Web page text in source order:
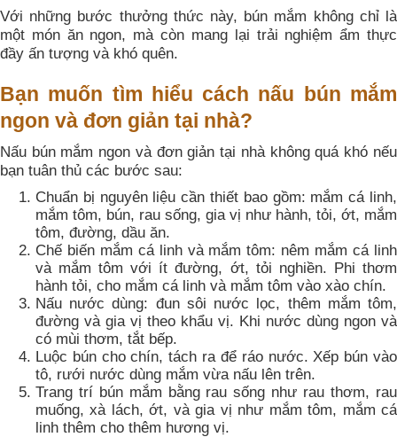
Với những bước thưởng thức này, bún mắm không chỉ là
một món ăn ngon, mà còn mang lại trải nghiệm ẩm thực
đầy ấn tượng và khó quên.
Bạn muốn tìm hiểu cách nấu bún mắm
ngon và đơn giản tại nhà?
Nấu bún mắm ngon và đơn giản tại nhà không quá khó nếu
bạn tuân thủ các bước sau:
Chuẩn bị nguyên liệu cần thiết bao gồm: mắm cá linh,
mắm tôm, bún, rau sống, gia vị như hành, tỏi, ớt, mắm
tôm, đường, dầu ăn.
Chế biến mắm cá linh và mắm tôm: nêm mắm cá linh
và mắm tôm với ít đường, ớt, tỏi nghiền. Phi thơm
hành tỏi, cho mắm cá linh và mắm tôm vào xào chín.
Nấu nước dùng: đun sôi nước lọc, thêm mắm tôm,
đường và gia vị theo khẩu vị. Khi nước dùng ngon và
có mùi thơm, tắt bếp.
Luộc bún cho chín, tách ra để ráo nước. Xếp bún vào
tô, rưới nước dùng mắm vừa nấu lên trên.
Trang trí bún mắm bằng rau sống như rau thơm, rau
muống, xà lách, ớt, và gia vị như mắm tôm, mắm cá
linh thêm cho thêm hương vị.